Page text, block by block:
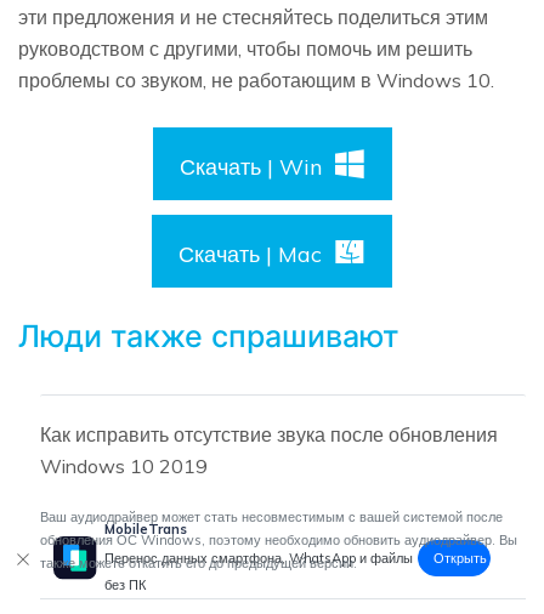
эти предложения и не стесняйтесь поделиться этим
руководством с другими, чтобы помочь им решить
проблемы со звуком, не работающим в Windows 10.
Скачать | Win
Скачать | Mac
Люди также спрашивают
Как исправить отсутствие звука после обновления
Windows 10 2019
Ваш аудиодрайвер может стать несовместимым с вашей системой после
обновления ОС Windows, поэтому необходимо обновить аудиодрайвер. Вы
также можете откатить его до предыдущей версии.
MobileTrans
Перенос данных смартфона, WhatsApp и файлы
без ПК
Открыть